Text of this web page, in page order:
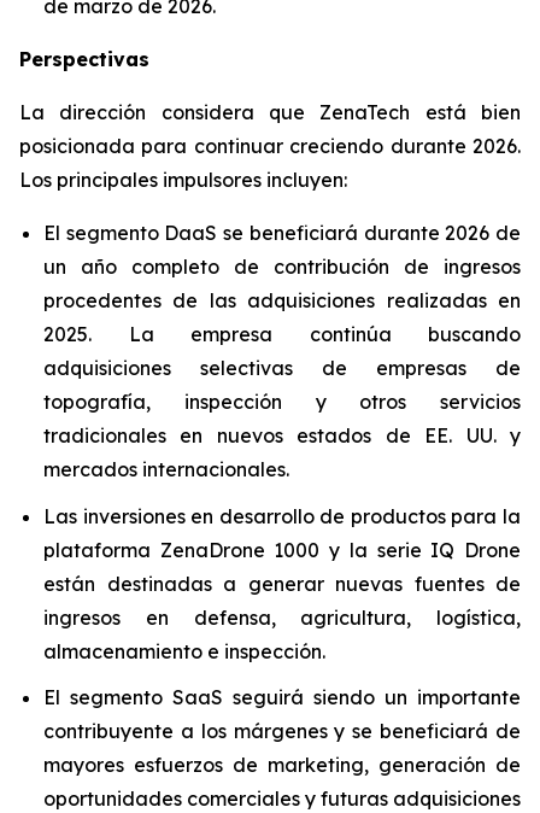
de marzo de 2026.
Perspectivas
La dirección considera que ZenaTech está bien
posicionada para continuar creciendo durante 2026.
Los principales impulsores incluyen:
El segmento DaaS se beneficiará durante 2026 de
un año completo de contribución de ingresos
procedentes de las adquisiciones realizadas en
2025. La empresa continúa buscando
adquisiciones selectivas de empresas de
topografía, inspección y otros servicios
tradicionales en nuevos estados de EE. UU. y
mercados internacionales.
Las inversiones en desarrollo de productos para la
plataforma ZenaDrone 1000 y la serie IQ Drone
están destinadas a generar nuevas fuentes de
ingresos en defensa, agricultura, logística,
almacenamiento e inspección.
El segmento SaaS seguirá siendo un importante
contribuyente a los márgenes y se beneficiará de
mayores esfuerzos de marketing, generación de
oportunidades comerciales y futuras adquisiciones